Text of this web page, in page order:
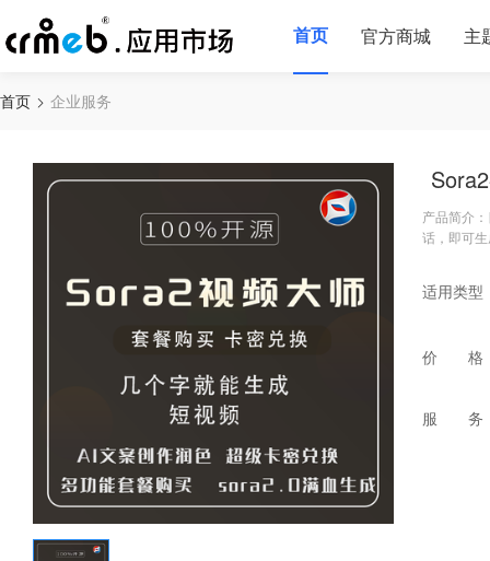
首页 官方商城 主
首页 企业服务
产品简介
话，即可
适用类型
价 格
服 务